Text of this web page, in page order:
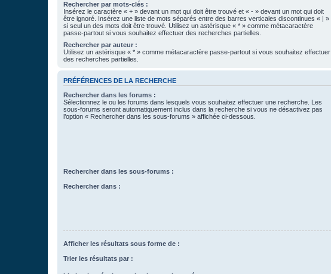
Rechercher par mots-clés :
Insérez le caractère « + » devant un mot qui doit être trouvé et « - » devant un mot qui doit
être ignoré. Insérez une liste de mots séparés entre des barres verticales discontinues « | »
si seul un des mots doit être trouvé. Utilisez un astérisque « * » comme métacaractère
passe-partout si vous souhaitez effectuer des recherches partielles.
Rechercher par auteur :
Utilisez un astérisque « * » comme métacaractère passe-partout si vous souhaitez effectuer
des recherches partielles.
PRÉFÉRENCES DE LA RECHERCHE
Rechercher dans les forums :
Sélectionnez le ou les forums dans lesquels vous souhaitez effectuer une recherche. Les
sous-forums seront automatiquement inclus dans la recherche si vous ne désactivez pas
l’option « Rechercher dans les sous-forums » affichée ci-dessous.
Rechercher dans les sous-forums :
Rechercher dans :
Afficher les résultats sous forme de :
Trier les résultats par :